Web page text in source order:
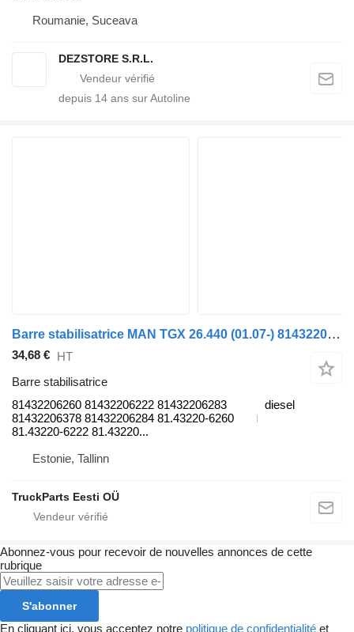
Roumanie, Suceava
DEZSTORE S.R.L.
depuis 14 ans sur Autoline
Barre stabilisatrice MAN TGX 26.440 (01.07-) 81432206260 pour tracteur routier MAN TGL, TGM, TGS, TGX (2005-2021)
34,68 € HT
Barre stabilisatrice
81432206260 81432206222 81432206283
81432206378 81432206284 81.43220-6260
81.43220-6222 81.43220...
diesel
Estonie, Tallinn
TruckParts Eesti OÜ
Abonnez-vous pour recevoir de nouvelles annonces de cette
rubrique
S'abonner
En cliquant ici, vous acceptez notre politique de confidentialité et